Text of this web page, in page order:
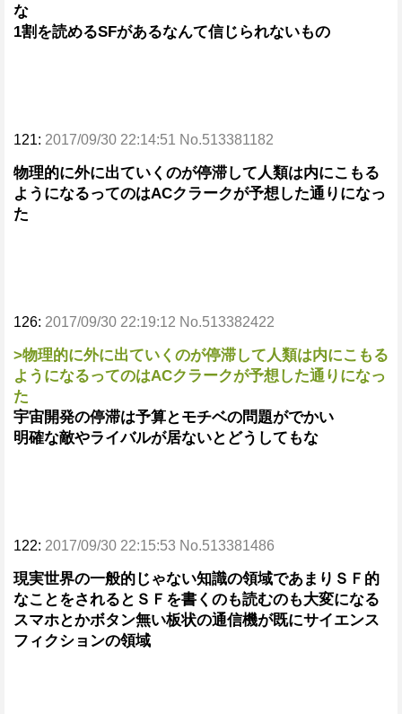
な
1割を読めるSFがあるなんて信じられないもの
121: 2017/09/30 22:14:51 No.513381182
物理的に外に出ていくのが停滞して人類は内にこもる
ようになるってのはACクラークが予想した通りになっ
た
126: 2017/09/30 22:19:12 No.513382422
>物理的に外に出ていくのが停滞して人類は内にこもる
ようになるってのはACクラークが予想した通りになっ
た
宇宙開発の停滞は予算とモチベの問題がでかい
明確な敵やライバルが居ないとどうしてもな
122: 2017/09/30 22:15:53 No.513381486
現実世界の一般的じゃない知識の領域であまりＳＦ的
なことをされるとＳＦを書くのも読むのも大変になる
スマホとかボタン無い板状の通信機が既にサイエンス
フィクションの領域